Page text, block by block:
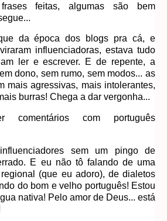
feitas, algumas são bem
da época dos blogs pra cá, e
influenciadoras, estava tudo
ler e escrever. E de repente, a
dono, sem rumo, sem modos... as
mais agressivas, mais intolerantes,
burras! Chega a dar vergonha...
comentários com português
sem um pingo de
E eu não tô falando de uma
(que eu adoro), de dialetos
do bom e velho português! Estou
nativa! Pelo amor de Deus... está